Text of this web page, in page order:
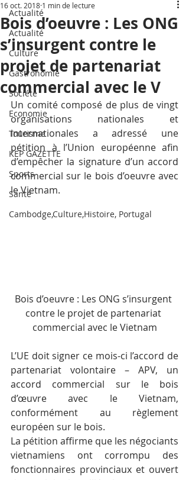
Actualité
Actualité
Culture
Gastronomie
Société
Economie
Tourisme
KEP GAZETTE
Sports
Santé
Cambodge,Culture,Histoire, Portugal
Bois d’oeuvre : Les ONG
s’insurgent contre le
projet de partenariat
commercial avec le V
16 oct. 2018 1 min de lecture
Un comité composé de plus de vingt
organisations nationales et
internationales a adressé une
pétition à l’Union européenne afin
d’empêcher la signature d’un accord
commercial sur le bois d’oeuvre avec
le Vietnam.
Bois d’oeuvre : Les ONG s’insurgent
contre le projet de partenariat
commercial avec le Vietnam
L’UE doit signer ce mois-ci l’accord de
partenariat volontaire – APV, un
accord commercial sur le bois
d’œuvre avec le Vietnam,
conformément au règlement
européen sur le bois.
La pétition affirme que les négociants
vietnamiens ont corrompu des
fonctionnaires provinciaux et ouvert